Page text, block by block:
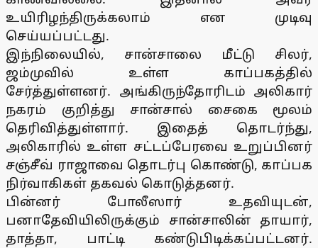
உயிரிழந்திருக்கலாம் என முடிவு
செய்யப்பட்டது.
இந்நிலையில், சான்சாலை மீட்டு சிலர்,
ஜம்முவில் உள்ள காப்பகத்தில்
சேர்த்துள்ளனர். அங்கிருந்தோரிடம் அலிகார்
நகரம் குறித்து சான்சால் சைகை மூலம்
தெரிவித்துள்ளார். இதைத் தொடர்ந்து,
அலிகாரில் உள்ள சட்டப்பேரவை உறுப்பினர்
சஞ்சீவ் ராஜாவை தொடர்பு கொண்டு, காப்பக
நிர்வாகிகள் தகவல் கொடுத்தனர்.
பின்னர் போலீஸார் உதவியுடன்,
பனாதேவியிலிருக்கும் சான்சாலின் தாயார்,
தாத்தா, பாட்டி கண்டுபிடிக்கப்பட்டனர்.